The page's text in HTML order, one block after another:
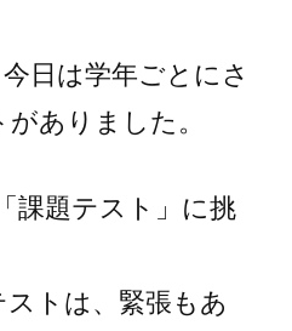
日は学年ごとにさ
ありました。
課題テスト」に挑
トは、緊張もあ